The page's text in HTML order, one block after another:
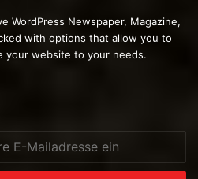
WordPress Newspaper, Magazine,
with options that allow you to
your website to your needs.